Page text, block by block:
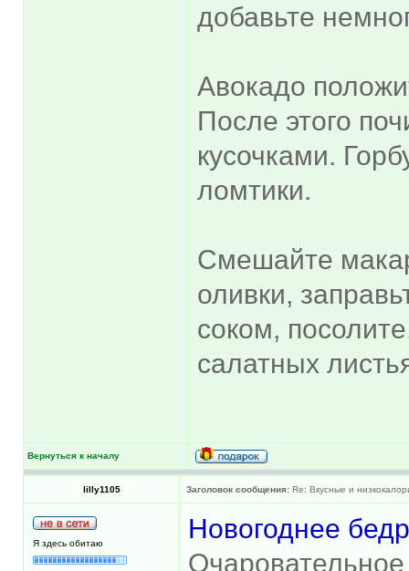
добавьте
Авокадо
После этого
кусочками.
ломтики.
Смешайте
оливки,
соком,
салатных
Вернуться к началу
lilly1105 Заголовок сообщения: Re: Вкусные и
Я здесь обитаю
Новогоднее